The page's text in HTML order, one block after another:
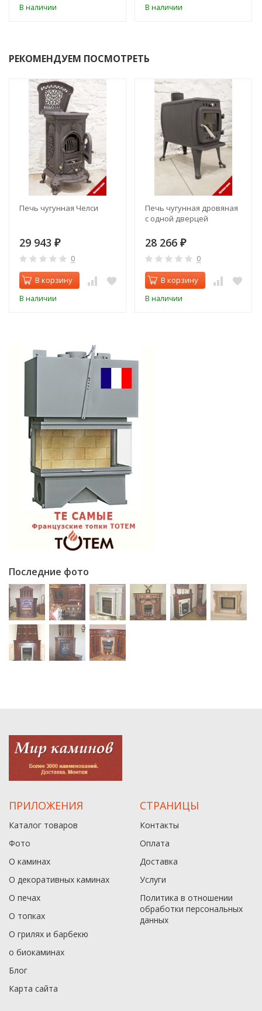
В наличии В наличии
РЕКОМЕНДУЕМ ПОСМОТРЕТЬ
Печь чугунная Челси
29 943 ₽
0
В корзину
В наличии
Печь чугунная дровяная
с одной дверцей
28 266 ₽
0
В корзину
В наличии
Последние фото
ПРИЛОЖЕНИЯ
Каталог товаров
Фото
О каминах
О декоративных каминах
О печах
О топках
О грилях и барбекю
о биокаминах
Блог
Карта сайта
СТРАНИЦЫ
Контакты
Оплата
Доставка
Услуги
Политика в отношении
обработки персональных
данныx